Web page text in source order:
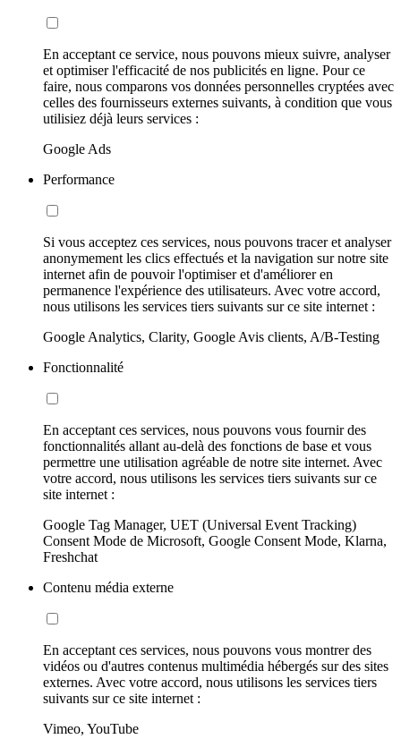
En acceptant ce service, nous pouvons mieux suivre, analyser
et optimiser l'efficacité de nos publicités en ligne. Pour ce
faire, nous comparons vos données personnelles cryptées avec
celles des fournisseurs externes suivants, à condition que vous
utilisiez déjà leurs services :
Google Ads
Performance
Si vous acceptez ces services, nous pouvons tracer et analyser
anonymement les clics effectués et la navigation sur notre site
internet afin de pouvoir l'optimiser et d'améliorer en
permanence l'expérience des utilisateurs. Avec votre accord,
nous utilisons les services tiers suivants sur ce site internet :
Google Analytics, Clarity, Google Avis clients, A/B-Testing
Fonctionnalité
En acceptant ces services, nous pouvons vous fournir des
fonctionnalités allant au-delà des fonctions de base et vous
permettre une utilisation agréable de notre site internet. Avec
votre accord, nous utilisons les services tiers suivants sur ce
site internet :
Google Tag Manager, UET (Universal Event Tracking)
Consent Mode de Microsoft, Google Consent Mode, Klarna,
Freshchat
Contenu média externe
En acceptant ces services, nous pouvons vous montrer des
vidéos ou d'autres contenus multimédia hébergés sur des sites
externes. Avec votre accord, nous utilisons les services tiers
suivants sur ce site internet :
Vimeo, YouTube